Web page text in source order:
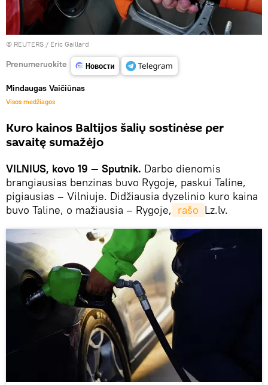
© REUTERS / Eric Gaillard
Prenumeruokite
Mindaugas Vaičiūnas
Visos medžiagos
Kuro kainos Baltijos šalių sostinėse per
savaitę sumažėjo
VILNIUS, kovo 19 — Sputnik. Darbo dienomis
brangiausias benzinas buvo Rygoje, paskui Taline,
pigiausias – Vilniuje. Didžiausia dyzelinio kuro kaina
buvo Taline, o mažiausia – Rygoje, rašo Lz.lv.